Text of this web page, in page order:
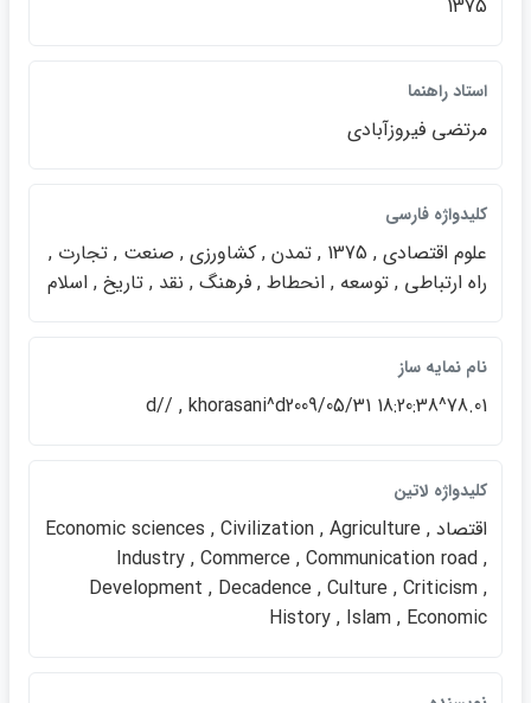
1375
استاد راهنما
مرتضي فيروزآبادي
كليدواژه فارسي
علوم اقتصادي , 1375 , تمدن , كشاورزي , صنعت , تجارت ,
راه ارتباطي , توسعه , انحطاط , فرهنگ , نقد , تاريخ , اسلام
نام نمايه ساز
78.01^d// , khorasani^d2009/05/31 18:20:38
كليدواژه لاتين
اقتصاد Economic sciences , Civilization , Agriculture ,
Industry , Commerce , Communication road ,
Development , Decadence , Culture , Criticism ,
History , Islam , Economic